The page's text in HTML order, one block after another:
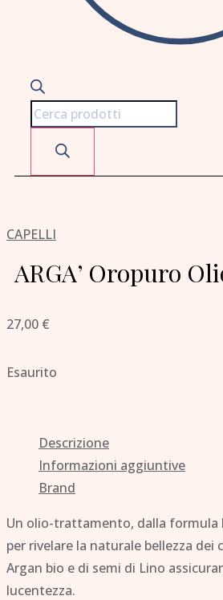
CAPELLI
ARGA’ Oropuro
27,00 €
Esaurito
Descrizione
Informazioni aggiuntive
Brand
Un olio-trattamento, dalla formula
per rivelare la naturale bellezza dei
Argan bio e di semi di Lino
lucentezza.